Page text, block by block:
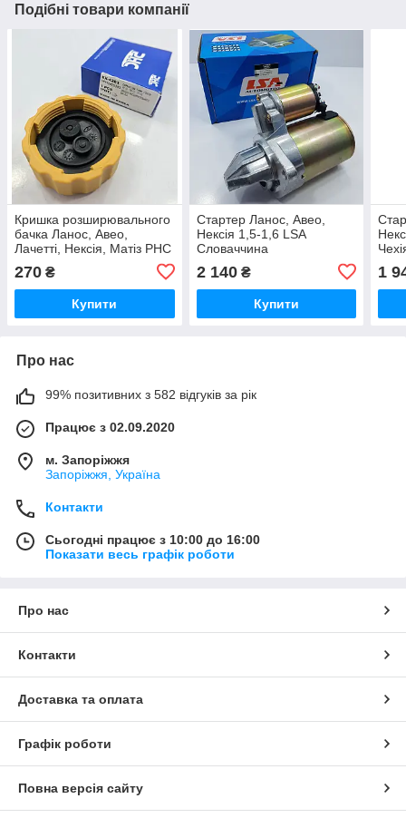
Подібні товари компанії
Кришка розширювального
бачка Ланос, Авео,
Лачетті, Нексія, Матіз PHC
270 ₴
Купити
Стартер Ланос, Авео,
Нексія 1,5-1,6 LSA
Словаччина
2 140₴
Купити
1
Про нас
99% позитивних з 582 відгуків за рік
Працює з 02.09.2020
м. Запоріжжя
Запоріжжя, Україна
Контакти
Сьогодні працює з 10:00 до 16:00
Показати весь графік роботи
Про нас
Контакти
Доставка та оплата
Графік роботи
Повна версія сайту